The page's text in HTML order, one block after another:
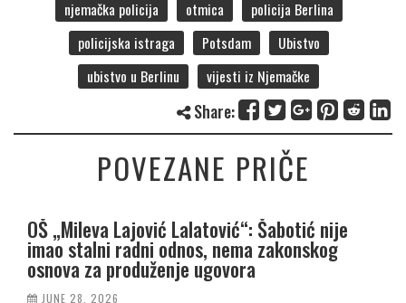
njemačka policija
otmica
policija Berlina
policijska istraga
Potsdam
Ubistvo
ubistvo u Berlinu
vijesti iz Njemačke
Share:
POVEZANE PRIČE
OŠ „Mileva Lajović Lalatović“: Šabotić nije
imao stalni radni odnos, nema zakonskog
osnova za produženje ugovora
JUNE 28, 2026